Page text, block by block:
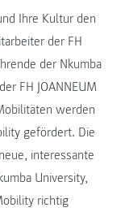
Ihre Kultur den
der FH
der Nkumba
FH JOANNEUM
werden
gefördert. Die
interessante
University,
richtig